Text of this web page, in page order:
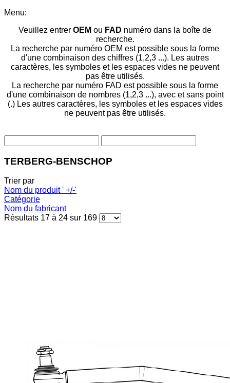
Menu:
Veuillez entrer OEM ou FAD numéro dans la boîte de
recherche.
La recherche par numéro OEM est possible sous la forme
d'une combinaison des chiffres (1,2,3 ...). Les autres
caractères, les symboles et les espaces vides ne peuvent
pas être utilisés.
La recherche par numéro FAD est possible sous la forme
d'une combinaison de nombres (1,2,3 ...), avec et sans point
(.) Les autres caractères, les symboles et les espaces vides
ne peuvent pas être utilisés.
TERBERG-BENSCHOP
Trier par
Nom du produit ' +/-'
Catégorie
Nom du fabricant
Résultats 17 à 24 sur 169